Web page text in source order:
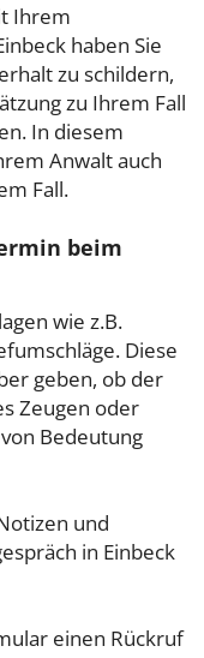
Ihrem
haben Sie
zu schildern,
zu Ihrem Fall
In diesem
Anwalt auch
Fall.
beim
wie z.B.
Diese
geben, ob der
Zeugen oder
Bedeutung
und
in Einbeck
einen Rückruf